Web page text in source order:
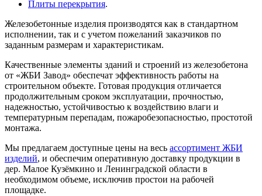
Плиты перекрытия.
Железобетонные изделия производятся как в стандартном
исполнении, так и с учетом пожеланий заказчиков по
заданным размерам и характеристикам.
Качественные элементы зданий и строений из железобетона
от «ЖБИ Завод» обеспечат эффективность работы на
строительном объекте. Готовая продукция отличается
продолжительным сроком эксплуатации, прочностью,
надежностью, устойчивостью к воздействию влаги и
температурным перепадам, пожаробезопасностью, простотой
монтажа.
Мы предлагаем доступные цены на весь ассортимент ЖБИ
изделий, и обеспечим оперативную доставку продукции в
дер. Малое Кузёмкино и Ленинградской области в
необходимом объеме, исключив простои на рабочей
площадке.